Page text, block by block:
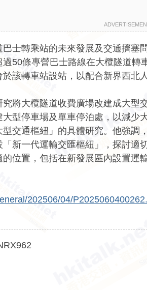
士轉乘站的未來發展及交通擠塞
50條專營巴士路線在大欖隧道
該轉車站設站，以配合新界西北
將大欖隧道收費廣場改建成大型
型停車場及單車停泊處，以減少
交通樞紐」的具體研究。他強調
新一代運輸交匯樞紐」，探討適
位置，包括在新發展區內設置運
202506/04/